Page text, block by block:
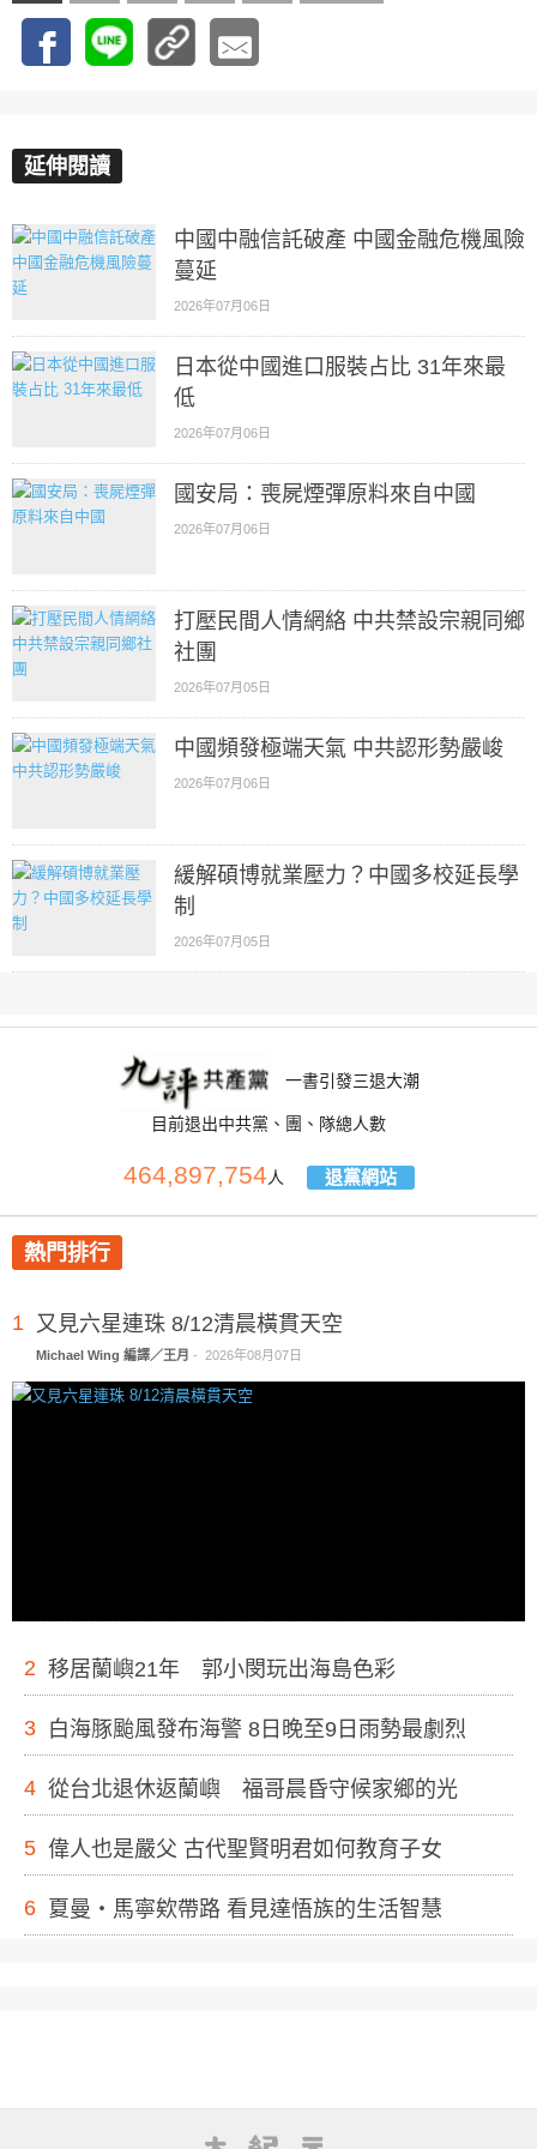
延伸閱讀
中國中融信託破產 中國金融危機風險
蔓延
2026年07月06日
日本從中國進口服裝占比 31年來最
低
2026年07月06日
國安局：喪屍煙彈原料來自中國
2026年07月06日
打壓民間人情網絡 中共禁設宗親同鄉
社團
2026年07月05日
中國頻發極端天氣 中共認形勢嚴峻
2026年07月06日
緩解碩博就業壓力？中國多校延長學
制
2026年07月05日
一書引發三退大潮
目前退出中共黨、團、隊總人數
464,897,754人 退黨網站
熱門排行
1 又見六星連珠 8/12清晨橫貫天空
Michael Wing 編譯／王月 - 2026年08月07日
2 移居蘭嶼21年 郭小閔玩出海島色彩
3 白海豚颱風發布海警 8日晚至9日雨勢最劇烈
4 從台北退休返蘭嶼 福哥晨昏守候家鄉的光
5 偉人也是嚴父 古代聖賢明君如何教育子女
6 夏曼・馬寧欸帶路 看見達悟族的生活智慧